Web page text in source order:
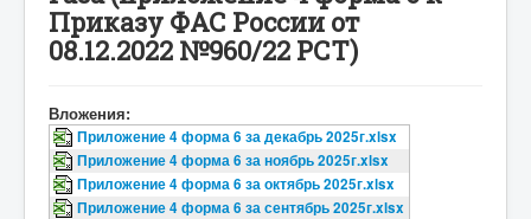
Приказу ФАС России от
08.12.2022 №960/22 РСТ)
Вложения:
Приложение 4 форма 6 за декабрь 2025г.xlsx
Приложение 4 форма 6 за ноябрь 2025г.xlsx
Приложение 4 форма 6 за октябрь 2025г.xlsx
Приложение 4 форма 6 за сентябрь 2025г.xlsx